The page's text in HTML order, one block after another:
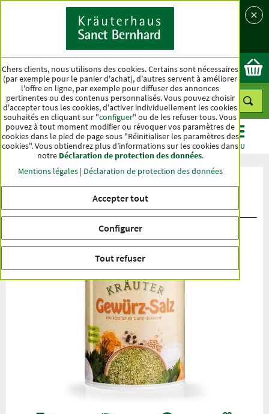
Pays
Ok
CATÉGORIES OFFRES BEST-SELLER MENU
Évaluation du produit Sel aux fines
herbes et aux épices
Chers clients, nous utilisons des cookies. Certains sont nécessaires
(par exemple pour le panier d'achat), d'autres servent à améliorer
l'offre en ligne, par exemple pour diffuser des annonces
pertinentes ou des contenus personnalisés. Vous pouvez choisir
d'accepter tous les cookies, d'activer individuellement les cookies
souhaités en cliquant sur "configuer" ou de les refuser tous. Vous
pouvez à tout moment modifier ou révoquer vos paramètres de
cookies dans le pied de page sous "Réinitialiser les paramètres des
cookies". Vous obtiendrez plus d'informations sur les cookies dans
notre Déclaration de protection des données.
Mentions légales| Déclaration de protection des données
Accepter tout
Configurer
Tout refuser